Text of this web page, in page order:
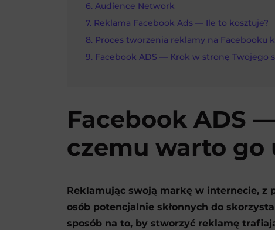
Audience Network
Reklama Facebook Ads — Ile to kosztuje?
Proces tworzenia reklamy na Facebooku
Facebook ADS — Krok w stronę Twojego
Facebook ADS
czemu warto go
Reklamując swoją markę w internecie, z
osób potencjalnie skłonnych do
sposób na to, by stworzyć reklamę